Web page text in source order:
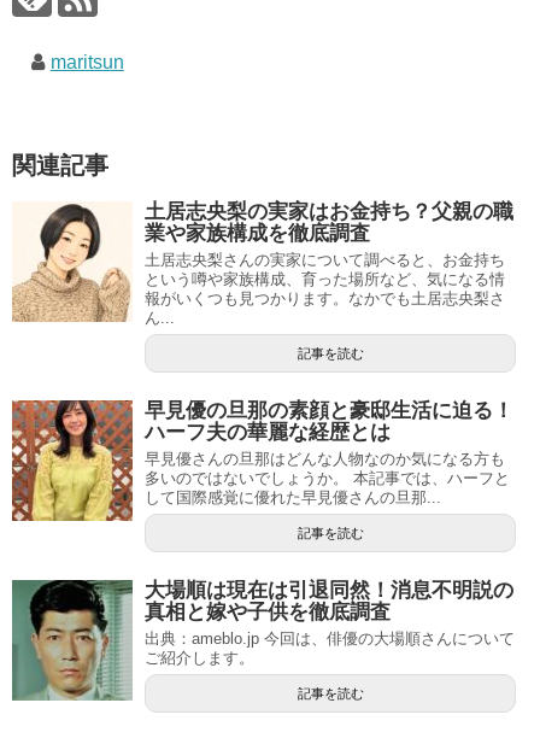
maritsun
関連記事
土居志央梨の実家はお金持ち？父親の職
業や家族構成を徹底調査
土居志央梨さんの実家について調べると、お金持ち
という噂や家族構成、育った場所など、気になる情
報がいくつも見つかります。なかでも土居志央梨さ
ん...
記事を読む
早見優の旦那の素顔と豪邸生活に迫る！
ハーフ夫の華麗な経歴とは
早見優さんの旦那はどんな人物なのか気になる方も
多いのではないでしょうか。 本記事では、ハーフと
して国際感覚に優れた早見優さんの旦那...
記事を読む
大場順は現在は引退同然！消息不明説の
真相と嫁や子供を徹底調査
出典：ameblo.jp 今回は、俳優の大場順さんについて
ご紹介します。
記事を読む